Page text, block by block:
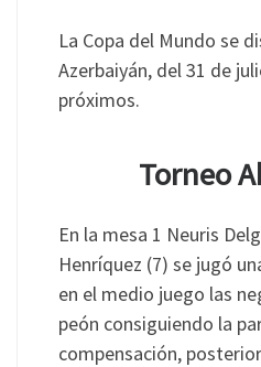
La Copa del Mundo se
Azerbaiyán, del 31 de
próximos.
Torneo
En la mesa 1 Neuris
Henríquez (7) se jugó
en el medio juego las
peón consiguiendo la
compensación,